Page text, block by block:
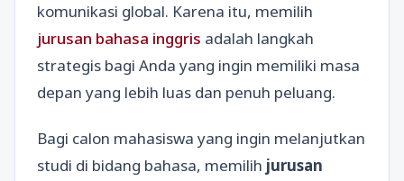
komunikasi global. Karena itu, memilih
jurusan bahasa inggris adalah langkah
strategis bagi Anda yang ingin memiliki masa
depan yang lebih luas dan penuh peluang.
Bagi calon mahasiswa yang ingin melanjutkan
studi di bidang bahasa, memilih jurusan